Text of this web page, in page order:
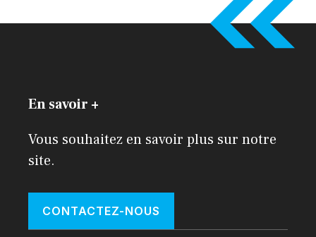
En savoir +
Vous souhaitez en savoir plus sur notre
site.
CONTACTEZ-NOUS